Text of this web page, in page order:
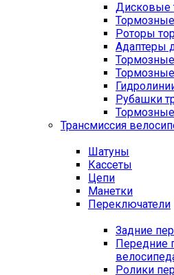
Дисковые
Роторы
Адаптеры
Рубашки
Трансмиссия
Шатуны
Кассеты
Цепи
Манетки
Переключатели
Задние
Передние
Ролики